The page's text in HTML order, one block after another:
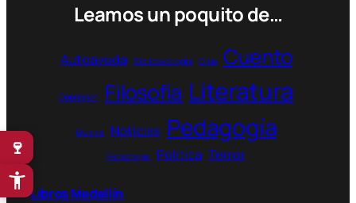
Leamos un poquito de…
Autoayuda Bibliotecología Cine Cuento
Depresión Filosofía Literatura
Música Noticias Pedagogía
Personajes Política Terror
Libros Medellín
🍷